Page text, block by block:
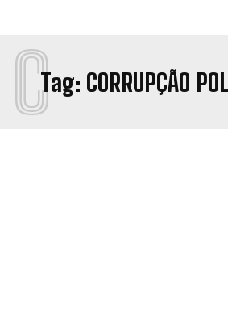
Tag: CORRUPÇÃO
C